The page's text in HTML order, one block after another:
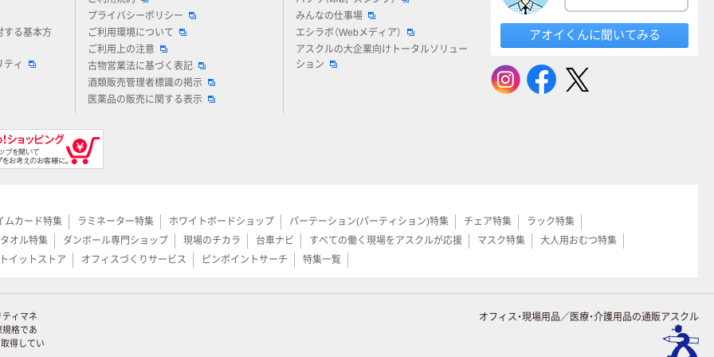
する基本方
ティ
プライバシーポリシー
ご利用環境について
ご利用上の注意
古物営業法に基づく表記
酒類販売管理者標識の掲示
医薬品の販売に関する表示
みんなの仕事場
エシラボ（Webメディア）
アスクルの大企業向けトータルソリュー
ション
アオイくんに聞いてみる
ムカード特集 ラミネーター特集 ホワイトボードショップ パーテーション(パーティション)特集 チェア特集
ラック特集
タオル特集
ダンボール専門ショップ 現場のチカラ 台車ナビ すべての働く現場をアスクルが応援 マスク特集
大人用おむつ特集
イットストア
オフィスづくりサービス ピンポイントサーチ 特集一覧
ィマネ
格であ
取得してい
オフィス・現場用品／医療・介護用品の通販アスクル